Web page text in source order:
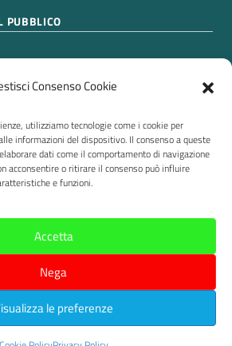
Consenso Cookie
utilizziamo tecnologie come i cookie per
informazioni del dispositivo. Il consenso a queste
dati come il comportamento di navigazione
acconsentire o ritirare il consenso può influire
e funzioni.
Accetta
Nega
le preferenze
PUBBLICO
esclusa la settimana di
agli orari suddetti.
Utili
| Contatti |
|